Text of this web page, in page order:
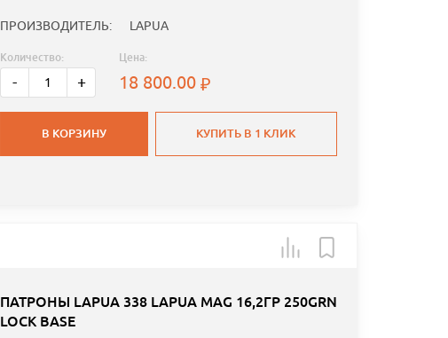
ПРОИЗВОДИТЕЛЬ: LAPUA
Количество:
- +
Цена:
18 800.00
В КОРЗИНУ КУПИТЬ В 1 КЛИК
ПАТРОНЫ LAPUA 338 LAPUA MAG 16,2ГР 250GRN
LOCK BASE